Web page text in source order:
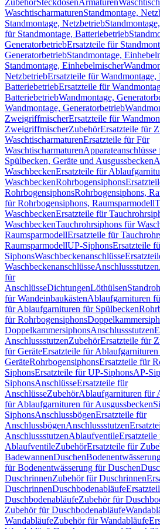
ZubehörSteckdosenArmaturen
WaschtischarmaturenStandmontage,
Standmontage, Netzbetrieb
für Standmontage, Batteriebetrieb
GeneratorbetriebErsatzteile für
GeneratorbetriebStandmontage,
Standmontage, Einhebelmischer
NetzbetriebErsatzteile für Wandmontage,
BatteriebetriebErsatzteile für
BatteriebetriebWandmontage,
Wandmontage, Generatorbetrieb
ZweigriffmischerErsatzteile für
ZweigriffmischerZubehörErsatzteile für
WaschtischarmaturenErsatzteile für Für
Waschtischarmaturen
Spülbecken, Geräte und Ausgussbecken
WaschbeckenErsatzteile für
WaschbeckenRohrbogensiphons
RohrbogensiphonsRohrbogensiphons,
für Rohrbogensiphons, Raumsparmodell
WaschbeckenErsatzteile für
WaschbeckenTauchrohrsiphons für
RaumsparmodellErsatzteile für
RaumsparmodellUP-SiphonsErsatzteile
SiphonsWaschbeckenanschlüsse
WaschbeckenanschlüsseAnschlussstutzen
für
AnschlüsseDichtungenLöthülsen
für WandeinbaukästenAblaufgarnituren
für Ablaufgarnituren für Spülbecken
für Rohrbogensiphons
DoppelkammersiphonsAnschlussstutzen
AnschlussstutzenZubehörErsatzteile für
für GeräteErsatzteile für
GeräteRohrbogensiphonsErsatzteile für
SiphonsErsatzteile für UP-SiphonsAP-
SiphonsAnschlüsseErsatzteile für
AnschlüsseZubehörAblaufgarnituren für
für Ablaufgarnituren für Ausgussbecken
SiphonsAnschlussbögenErsatzteile für
AnschlussbögenAnschlussstutzen
AnschlussstutzenAblaufventileErsatzteile
AblaufventileZubehörErsatzteile für
BadewannenDuschen
für Bodenentwässerung für Duschen
DuschrinnenZubehör für Duschrinnen
DuschrinnenDuschbodenabläufe
DuschbodenabläufeZubehör für
Zubehör für Duschbodenabläufe
WandabläufeZubehör für Wandabläufe